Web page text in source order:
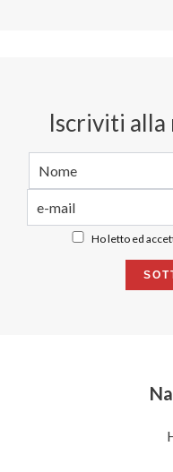
Iscriviti
Ho letto ed